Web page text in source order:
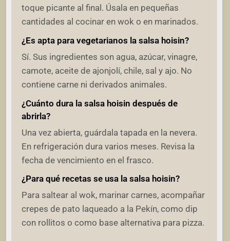
toque picante al final. Úsala en pequeñas
cantidades al cocinar en wok o en marinados.
¿Es apta para vegetarianos la salsa hoisin?
Sí. Sus ingredientes son agua, azúcar, vinagre,
camote, aceite de ajonjolí, chile, sal y ajo. No
contiene carne ni derivados animales.
¿Cuánto dura la salsa hoisin después de
abrirla?
Una vez abierta, guárdala tapada en la nevera.
En refrigeración dura varios meses. Revisa la
fecha de vencimiento en el frasco.
¿Para qué recetas se usa la salsa hoisin?
Para saltear al wok, marinar carnes, acompañar
crepes de pato laqueado a la Pekín, como dip
con rollitos o como base alternativa para pizza.